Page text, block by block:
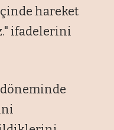
hareket
ifadelerini